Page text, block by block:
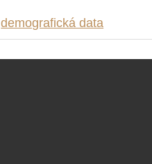
demografická data